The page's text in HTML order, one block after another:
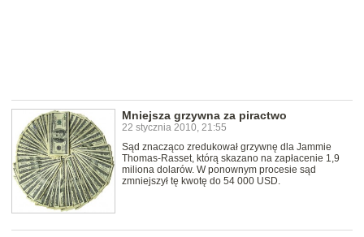
Mniejsza grzywna za piractwo
22 stycznia 2010, 21:55
Sąd znacząco zredukował grzywnę dla Jammie
Thomas-Rasset, którą skazano na zapłacenie 1,9
miliona dolarów. W ponownym procesie sąd
zmniejszył tę kwotę do 54 000 USD.